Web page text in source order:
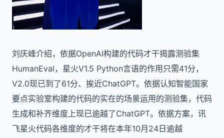
刘庆峰介绍，依据OpenAI构建的代码才干揭露测验集
HumanEval，星火V1.5 Python言语的作用只需41分，
V2.0现已到了61分、挨近ChatGPT。依据认知智能国家
要点实验室构建的代码的实在的场景运用的测验集，代码
生成和补齐维度上现已逾越了ChatGPT。依据方案，讯
飞星火代码各维度的才干将在本年10月24日逾越